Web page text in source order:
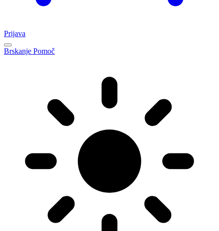
Prijava
Brskanje Pomoč